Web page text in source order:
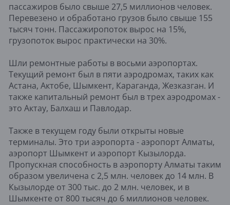
пассажиров было свыше 27,5 миллионов человек.
Перевезено и обработано грузов было свыше 155
тысяч тонн. Пассажиропоток вырос на 15%,
грузопоток вырос практически на 30%.
Шли ремонтные работы в восьми аэропортах.
Текущий ремонт был в пяти аэродромах, таких как
Астана, Актобе, Шымкент, Караганда, Жезказган. И
также капитальный ремонт был в трех аэродромах -
это Актау, Балхаш и Павлодар.
Также в текущем году были открыты новые
терминалы. Это три аэропорта - аэропорт Алматы,
аэропорт Шымкент и аэропорт Кызылорда.
Пропускная способность в аэропорту Алматы таким
образом увеличена с 2,5 млн. человек до 14 млн. В
Кызылорде от 300 тыс. до 2 млн. человек, и в
Шымкенте от 800 тысяч до 6 миллионов человек.